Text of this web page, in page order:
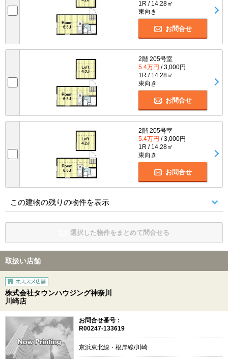
1R / 14.28㎡
東向き
お問合せ
2階 205号室
5.4万円 / 3,000円
1R / 14.28㎡
東向き
お問合せ
2階 205号室
5.4万円 / 3,000円
1R / 14.28㎡
東向き
お問合せ
この建物の残りの物件を表示
選択した物件をまとめて問合せる
取扱い店舗
株式会社タウンハウジング神奈川
川崎店
お問合せ番号：
R00247-133619
京浜東北線・根岸線/川崎